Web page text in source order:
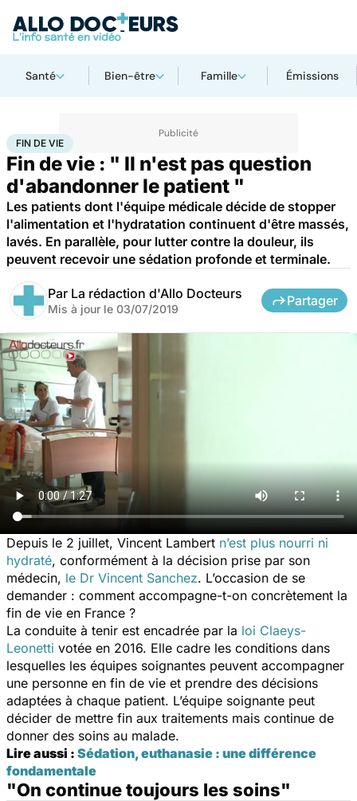
Santé Bien-être Famille Émissions
AccueilSantéFin de vie
FIN DE VIE
Fin de vie : " Il n'est pas question
d'abandonner le patient "
Les patients dont l'équipe médicale décide de stopper
l'alimentation et l'hydratation continuent d'être massés,
lavés. En parallèle, pour lutter contre la douleur, ils
peuvent recevoir une sédation profonde et terminale.
Par La rédaction d'Allo Docteurs
Mis à jour le 03/07/2019
Partager
Depuis le 2 juillet, Vincent Lambert n’est plus nourri ni
hydraté, conformément à la décision prise par son
médecin, le Dr Vincent Sanchez. L’occasion de se
demander : comment accompagne-t-on concrètement la
fin de vie en France ?
La conduite à tenir est encadrée par la loi Claeys-
Leonetti votée en 2016. Elle cadre les conditions dans
lesquelles les équipes soignantes peuvent accompagner
une personne en fin de vie et prendre des décisions
adaptées à chaque patient. L’équipe soignante peut
décider de mettre fin aux traitements mais continue de
donner des soins au malade.
Lire aussi : Sédation, euthanasie : une différence
fondamentale
"On continue toujours les soins"